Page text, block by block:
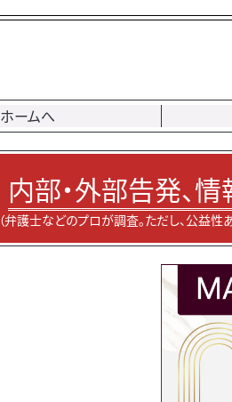
ホームへ
内部・外部告発、情
（弁護士などのプロが調査。ただし、公益性